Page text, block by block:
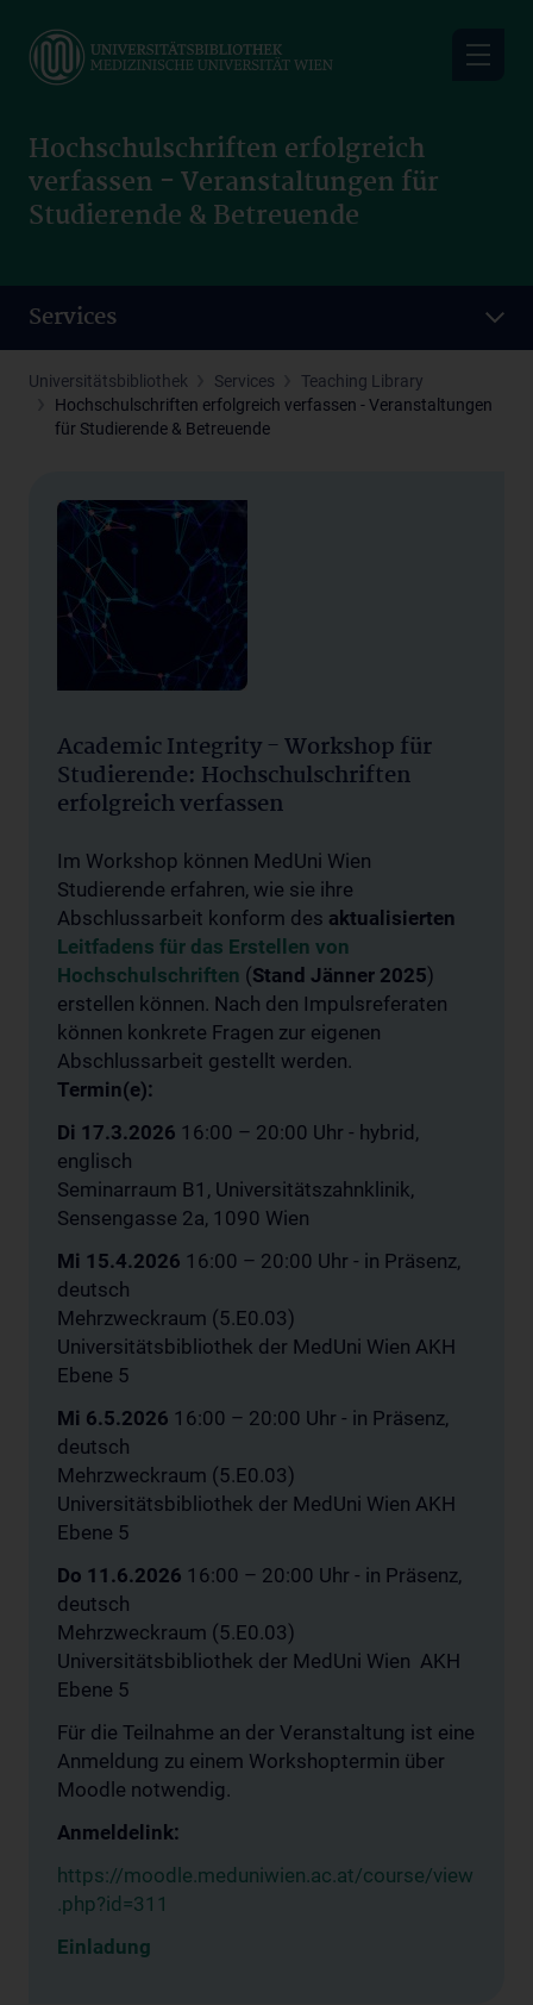
main
Hochschulschriften erfolgreich
verfassen - Veranstaltungen für
Studierende & Betreuende
Services
Universitätsbibliothek Services
Teaching Library
Hochschulschriften erfolgreich verfassen - Veranstaltungen
für Studierende & Betreuende
Academic Integrity - Workshop für
Studierende: Hochschulschriften
erfolgreich verfassen
Im Workshop können MedUni Wien
Studierende erfahren, wie sie ihre
Abschlussarbeit konform des aktualisierten
Leitfadens für das Erstellen von
Hochschulschriften (Stand Jänner 2025)
erstellen können. Nach den Impulsreferaten
können konkrete Fragen zur eigenen
Abschlussarbeit gestellt werden.
Termin(e):
Di 17.3.2026 16:00 – 20:00 Uhr - hybrid,
englisch
Seminarraum B1, Universitätszahnklinik,
Sensengasse 2a, 1090 Wien
Mi 15.4.2026 16:00 – 20:00 Uhr - in Präsenz,
deutsch
Mehrzweckraum (5.E0.03)
Universitätsbibliothek der MedUni Wien AKH
Ebene 5
Mi 6.5.2026 16:00 – 20:00 Uhr - in Präsenz,
deutsch
Mehrzweckraum (5.E0.03)
Universitätsbibliothek der MedUni Wien AKH
Ebene 5
Do 11.6.2026 16:00 – 20:00 Uhr - in Präsenz,
deutsch
Mehrzweckraum (5.E0.03)
Universitätsbibliothek der MedUni Wien AKH
Ebene 5
Für die Teilnahme an der Veranstaltung ist eine
Anmeldung zu einem Workshoptermin über
Moodle notwendig.
Anmeldelink:
https://moodle.meduniwien.ac.at/course/view
.php?id=311
Einladung